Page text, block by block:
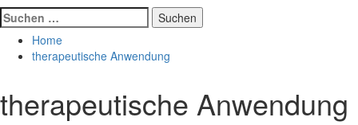
Suchen
nach:
Home
therapeutische Anwendung
therapeutische Anwendung